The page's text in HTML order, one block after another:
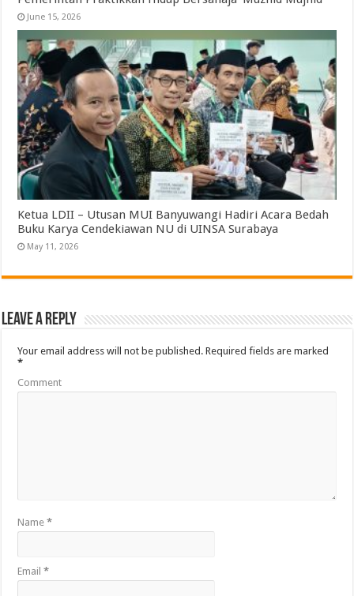
June 15, 2026
Ketua LDII – Utusan MUI Banyuwangi Hadiri Acara Bedah
Buku Karya Cendekiawan NU di UINSA Surabaya
May 11, 2026
Leave a Reply
Your email address will not be published. Required fields are marked
*
Comment
Name*
Email*